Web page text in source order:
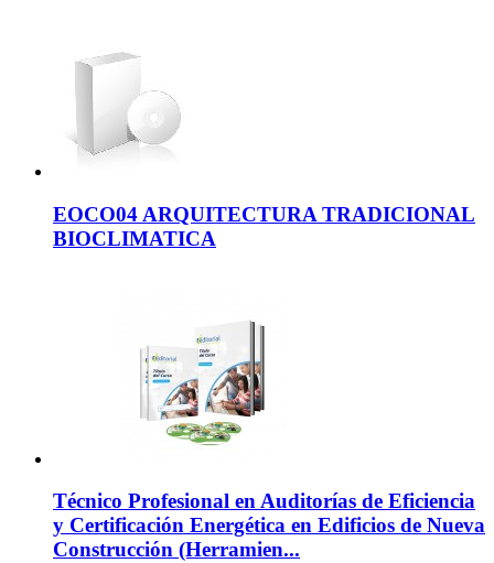
EOCO04 ARQUITECTURA TRADICIONAL
BIOCLIMATICA
Técnico Profesional en Auditorías de Eficiencia
y Certificación Energética en Edificios de Nueva
Construcción (Herramien...